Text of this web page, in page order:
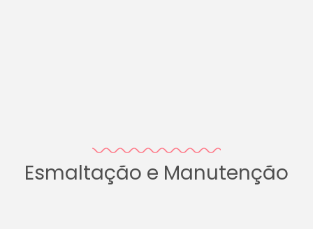
Esmaltação e Manutenção